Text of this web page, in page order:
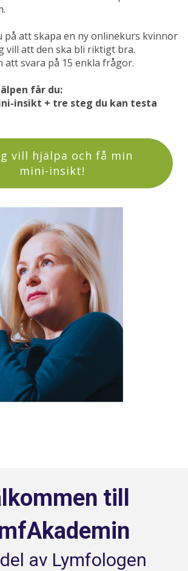
på att skapa en ny onlinekurs kvinnor
vill att den ska bli riktigt bra.
att svara på 15 enkla frågor.
får du:
insikt + tre steg du kan testa
vill hjälpa och få min
mini-insikt!
till
av Lymfologen